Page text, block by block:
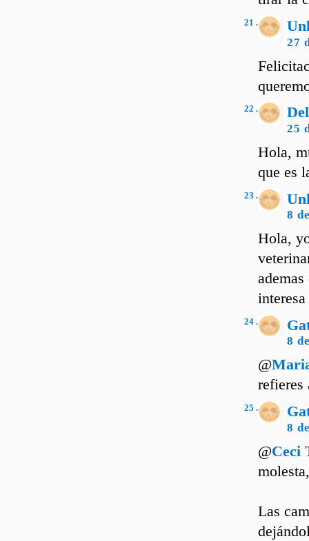
21 .
27
22 .
25
Hola,
que es
23 .
8
Hola,
24 .
8
@
refieres
25 .
8
@Ceci
Las